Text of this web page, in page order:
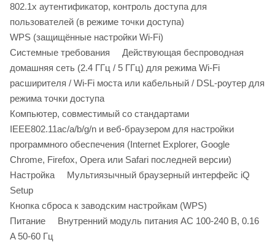
802.1x аутентификатор, контроль доступа для
пользователей (в режиме точки доступа)
WPS (защищённые настройки Wi-Fi)
Системные требования Действующая беспроводная
домашняя сеть (2.4 ГГц / 5 ГГц) для режима Wi-Fi
расширителя / Wi-Fi моста или кабельный / DSL-роутер для
режима точки доступа
Компьютер, совместимый со стандартами
IEEE802.11ac/a/b/g/n и веб-браузером для настройки
программного обеспечения (Internet Explorer, Google
Chrome, Firefox, Opera или Safari последней версии)
Настройка Мультиязычный браузерный интерфейс iQ
Setup
Кнопка сброса к заводским настройкам (WPS)
Питание Внутренний модуль питания AC 100-240 В, 0.16
A 50-60 Гц